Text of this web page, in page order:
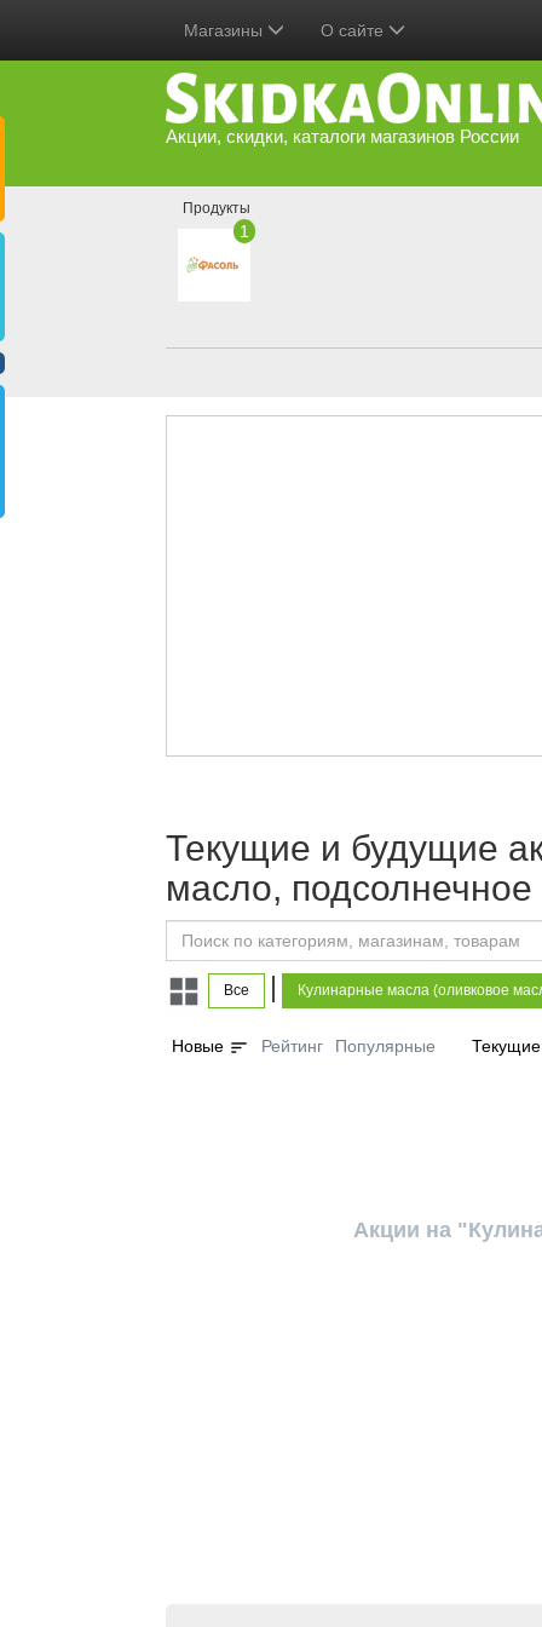
Магазины О сайте
Акции, скидки, каталоги магазинов России
Продукты
1
Текущие и будущие
масло,
Все | Кулинарные масла (оливковое
Новые sort Рейтинг Популярные Текущие
Акции на